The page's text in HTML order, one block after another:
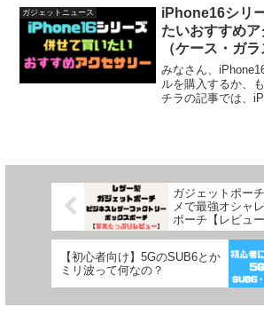
かを分かりやすく
ガジェットニュース
iPhone16シリ
たいおすすめ
（ケース・ガ
器など）
みなさん、
ルを購入するか、
チラの記事では、
ガジェットポー
メで最強オシャ
ポーチ【レビュー
【初心者向け】5GのSUB6とか
ミリ波って何なの？